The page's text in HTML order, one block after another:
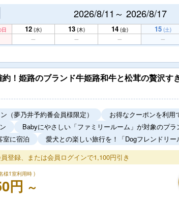
2026/8/11～ 2026/8/17
日 12 (水) 13 (木) 14 (金) 15 (土)
！姫路のブランド牛姫路和牛と松茸の贅沢す
（夢乃井予約番会員様限定）
お得なクーポンを利用
Babyにやさしい「ファミリールーム」が対象のプラ
室に宿泊
愛犬との楽しい旅行を！「Dogフレンドリ
登録、または会員ログインで1,100円引き
様1室利用時 )
円 ～